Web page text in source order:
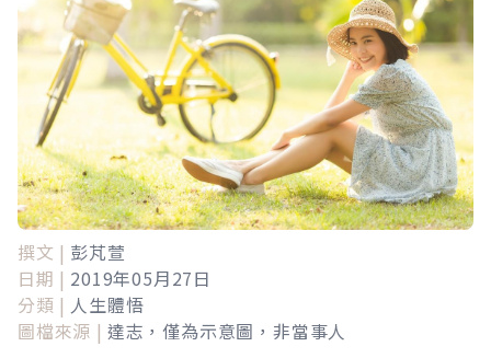
撰文 | 彭芃萱
日期 | 2019年05月27日
分類 | 人生體悟
圖檔來源 | 達志，僅為示意圖，非當事人